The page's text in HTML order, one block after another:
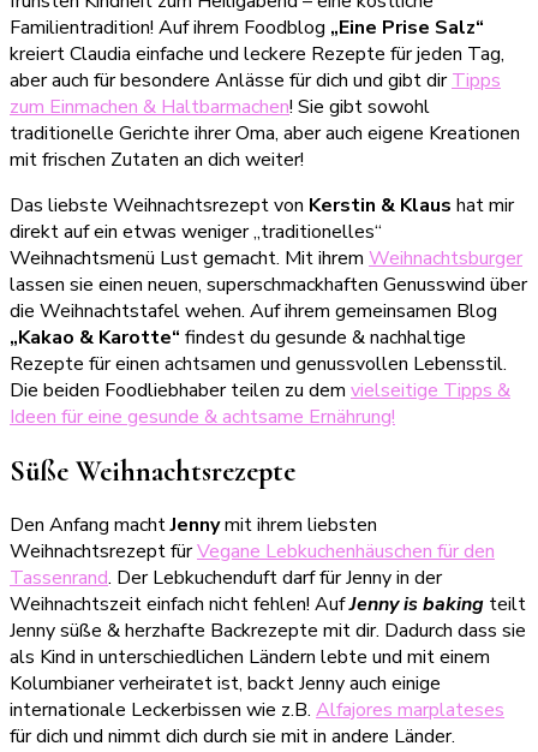
Familientradition! Auf ihrem Foodblog „Eine Prise Salz“
kreiert Claudia einfache und leckere Rezepte für jeden Tag,
aber auch für besondere Anlässe für dich und gibt dirTipps
zum Einmachen & Haltbarmachen! Sie gibt sowohl
traditionelle Gerichte ihrer Oma, aber auch eigene Kreationen
mit frischen Zutaten an dich weiter!
Das liebste Weihnachtsrezept von Kerstin & Klaus hat mir
direkt auf ein etwas weniger „traditionelles“
Weihnachtsmenü Lust gemacht. Mit ihrem Weihnachtsburger
lassen sie einen neuen, superschmackhaften Genusswind über
die Weihnachtstafel wehen. Auf ihrem gemeinsamen Blog
„Kakao & Karotte“ findest du gesunde & nachhaltige
Rezepte für einen achtsamen und genussvollen Lebensstil.
Die beiden Foodliebhaber teilen zu dem vielseitige Tipps &
Ideen für eine gesunde & achtsame Ernährung!
Süße Weihnachtsrezepte
Den Anfang machtJennymit ihrem liebsten
Weihnachtsrezept fürVegane Lebkuchenhäuschen für den
Tassenrand. Der Lebkuchenduft darf für Jenny in der
Weihnachtszeit einfach nicht fehlen! AufJenny is baking teilt
Jenny süße & herzhafte Backrezepte mit dir. Dadurch dass sie
als Kind in unterschiedlichen Ländern lebte und mit einem
Kolumbianer verheiratet ist, backt Jenny auch einige
internationale Leckerbissen wie z.B. Alfajores marplateses
für dich und nimmt dich durch sie mit in andere Länder.